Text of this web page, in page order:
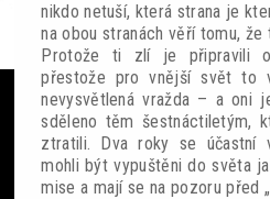
SF akce
Galerie
Lidé
Sloupek
nikdo netuší, která strana je
na obou stranách věří tomu, že
Protože ti zlí je připravili
přestože pro vnější svět to
nevysvětlená vražda – a oni
sděleno těm šestnáctiletým,
ztratili. Dva roky se účastní
mohli být vypuštěni do světa
mise a mají se na pozoru před